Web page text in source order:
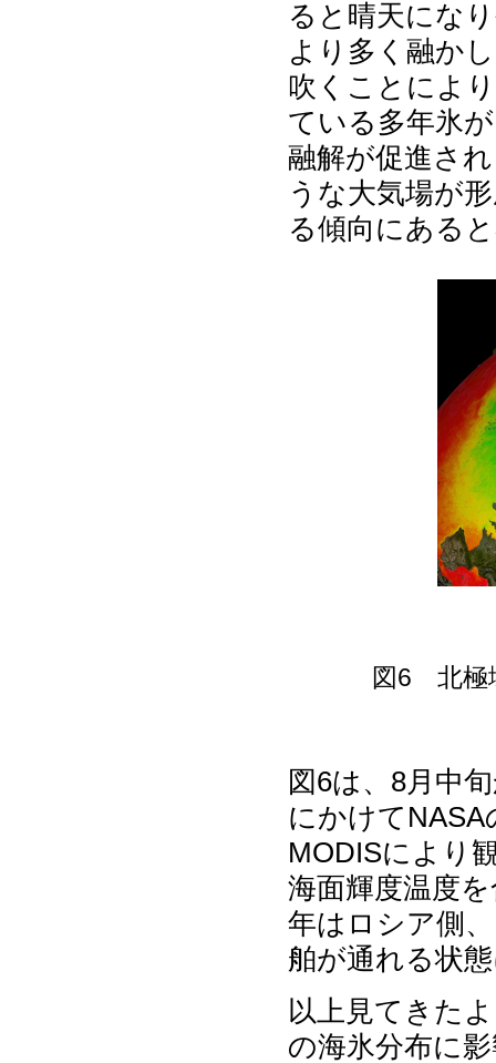
ると晴天にな
より多く融か
吹くことによ
ている多年氷
融解が促進さ
うな大気場が
る傾向にある
図6 北極
図6は、8月中
にかけてNASA
MODISにより
海面輝度温度
年はロシア側
舶が通れる状
以上見てきた
の海氷分布に